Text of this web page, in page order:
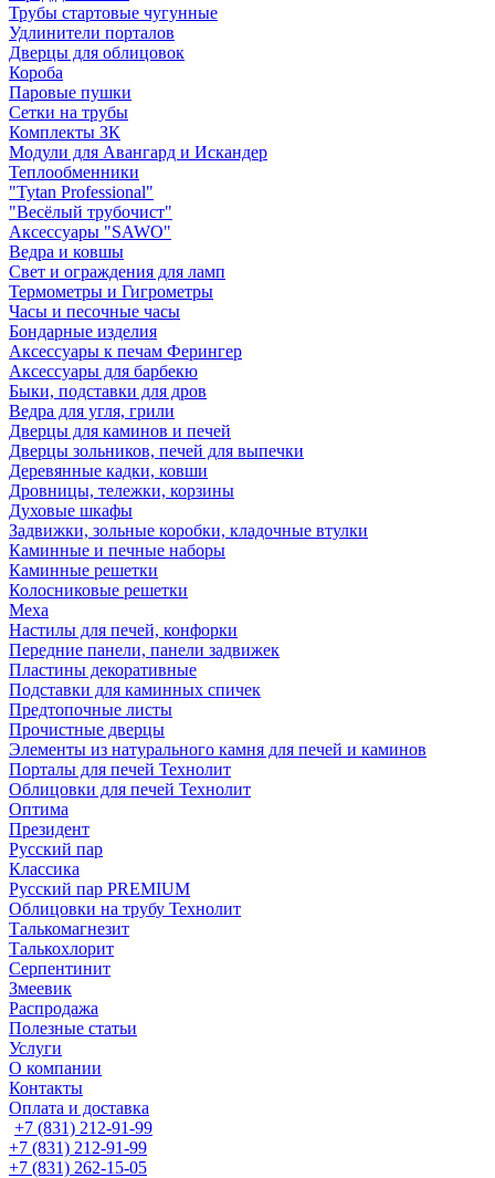
Трубы стартовые чугунные
Удлинители порталов
Дверцы для облицовок
Короба
Паровые пушки
Сетки на трубы
Комплекты ЗК
Модули для Авангард и Искандер
Теплообменники
"Tytan Professional"
"Весёлый трубочист"
Аксессуары "SAWO"
Ведра и ковшы
Свет и ограждения для ламп
Термометры и Гигрометры
Часы и песочные часы
Бондарные изделия
Аксессуары к печам Ферингер
Аксессуары для барбекю
Быки, подставки для дров
Ведра для угля, грили
Дверцы для каминов и печей
Дверцы зольников, печей для выпечки
Деревянные кадки, ковши
Дровницы, тележки, корзины
Духовые шкафы
Задвижки, зольные коробки, кладочные втулки
Каминные и печные наборы
Каминные решетки
Колосниковые решетки
Меха
Настилы для печей, конфорки
Передние панели, панели задвижек
Пластины декоративные
Подставки для каминных спичек
Предтопочные листы
Прочистные дверцы
Элементы из натурального камня для печей и каминов
Порталы для печей Технолит
Облицовки для печей Технолит
Оптима
Президент
Русский пар
Классика
Русский пар PREMIUM
Облицовки на трубу Технолит
Талькомагнезит
Талькохлорит
Серпентинит
Змеевик
Распродажа
Полезные статьи
Услуги
О компании
Контакты
Оплата и доставка
+7 (831) 212-91-99
+7 (831) 212-91-99
+7 (831) 262-15-05